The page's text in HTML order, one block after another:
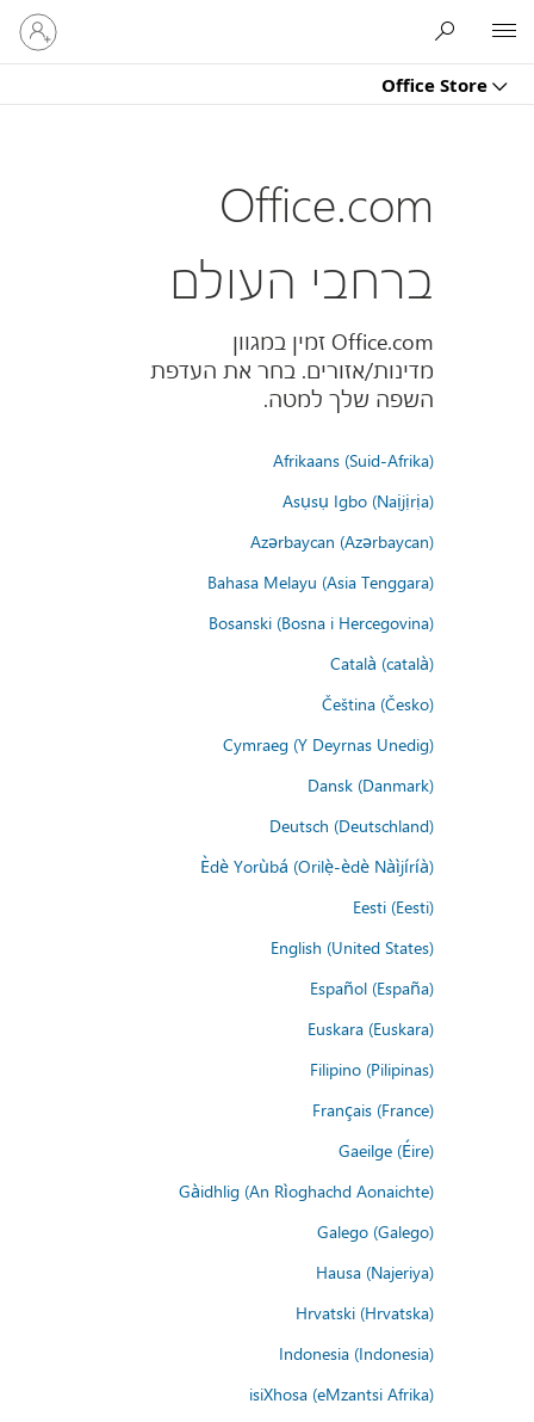
Office Store
היכנס
לחשבון
שלך
Office.com
ברחבי העולם
Office.com זמין במגוון
מדינות/אזורים. בחר את העדפת
השפה שלך למטה.
Afrikaans (Suid-Afrika)
Asụsụ Igbo (Naịjịrịa)
Azərbaycan (Azərbaycan)
Bahasa Melayu (Asia Tenggara)
Bosanski (Bosna i Hercegovina)
Català (català)
Čeština (Česko)
Cymraeg (Y Deyrnas Unedig)
Dansk (Danmark)
Deutsch (Deutschland)
Èdè Yorùbá (Orilẹ̀-èdè Nàìjíríà)
Eesti (Eesti)
English (United States)
Español (España)
Euskara (Euskara)
Filipino (Pilipinas)
Français (France)
Gaeilge (Éire)
Gàidhlig (An Rìoghachd Aonaichte)
Galego (Galego)
Hausa (Najeriya)
Hrvatski (Hrvatska)
Indonesia (Indonesia)
isiXhosa (eMzantsi Afrika)